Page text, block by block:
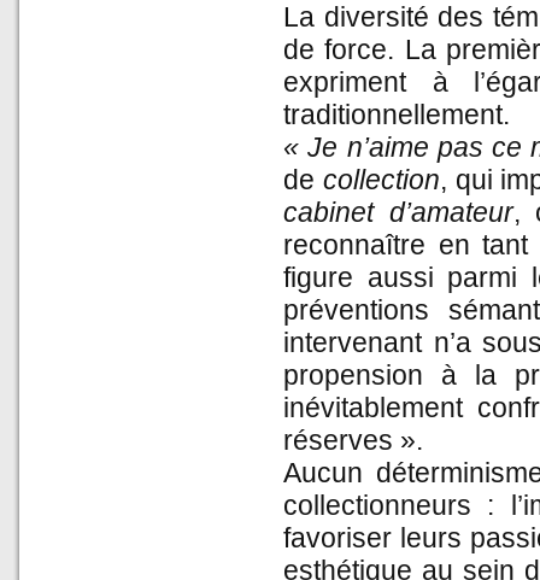
La diversité des
de force. La
expriment à
traditionnellement.
« Je n’aime pas ce
de collection, qui
cabinet d’amateur,
reconnaître en tant
figure aussi parmi
préventions
intervenant n’a
propension à la
inévitablement
réserves ».
Aucun
collectionneurs :
favoriser leurs
esthétique au sein